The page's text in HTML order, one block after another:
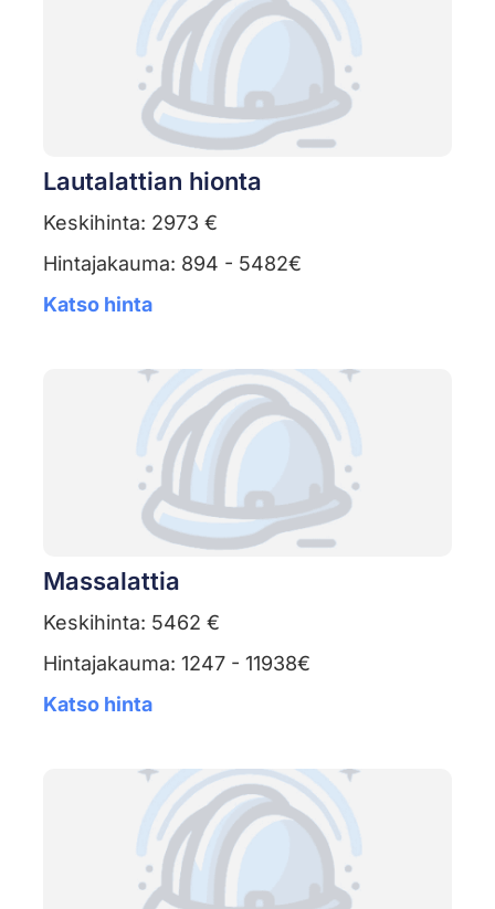
Lautalattian hionta
Keskihinta: 2973 €
Hintajakauma: 894 - 5482€
Katso hinta
Massalattia
Keskihinta: 5462 €
Hintajakauma: 1247 - 11938€
Katso hinta